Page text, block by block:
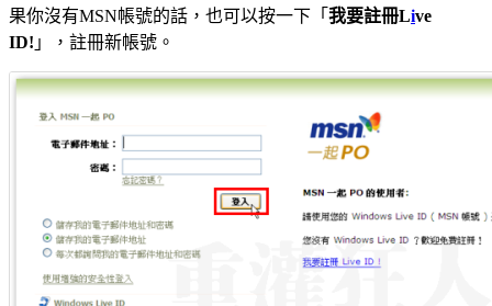
果你沒有MSN帳號的話，也可以按一下「 我要註冊Live
ID! 」，註冊新帳號。